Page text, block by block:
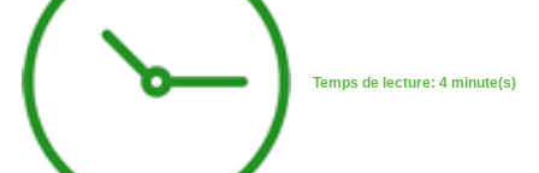
Temps de lecture: 4 minute(s)